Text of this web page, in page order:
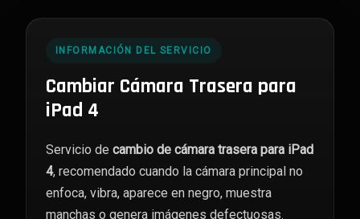
INFORMACIÓN DEL SERVICIO
Cambiar Cámara Trasera para
iPad 4
Servicio de cambio de cámara trasera para iPad
4, recomendado cuando la cámara principal no
enfoca, vibra, aparece en negro, muestra
manchas o genera imágenes defectuosas.